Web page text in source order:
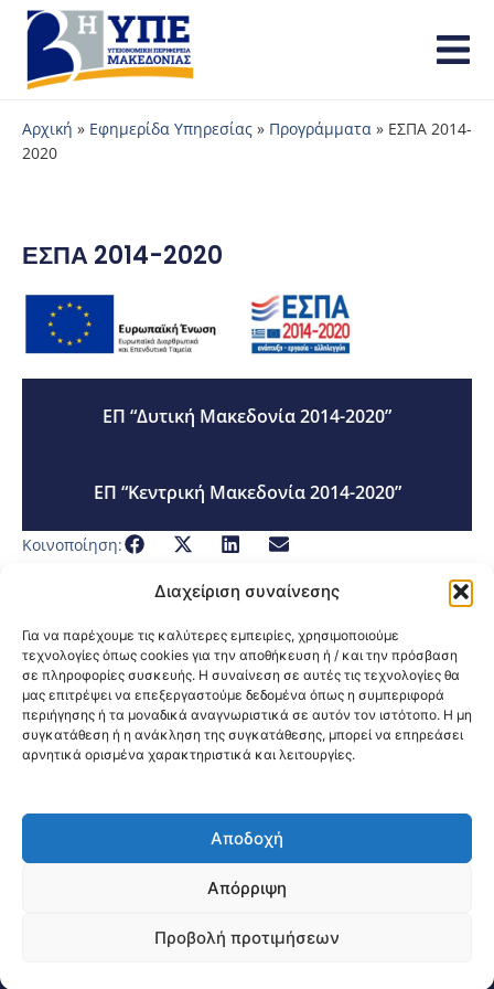
Διαχείριση συναίνεσης
Για να παρέχουμε τις καλύτερες εμπειρίες, χρησιμοποιούμε
τεχνολογίες όπως cookies για την αποθήκευση ή / και την πρόσβαση
σε πληροφορίες συσκευής. Η συναίνεση σε αυτές τις τεχνολογίες θα
μας επιτρέψει να επεξεργαστούμε δεδομένα όπως η συμπεριφορά
περιήγησης ή τα μοναδικά αναγνωριστικά σε αυτόν τον ιστότοπο. Η μη
συγκατάθεση ή η ανάκληση της συγκατάθεσης, μπορεί να επηρεάσει
αρνητικά ορισμένα χαρακτηριστικά και λειτουργίες.
Αποδοχή
Απόρριψη
Προβολή προτιμήσεων
Αρχική » Εφημερίδα Υπηρεσίας » Προγράμματα » ΕΣΠΑ 2014-
2020
ΕΣΠΑ 2014-2020
ΕΠ “Δυτική Μακεδονία 2014-2020”
ΕΠ “Κεντρική Μακεδονία 2014-2020”
Κοινοποίηση:
@2026 3ype.gr All rights reserved
Θεσσαλονίκη, ΕλλάδαΤηλ: +30 2311 226 200
03759 Website Visits: 1595367